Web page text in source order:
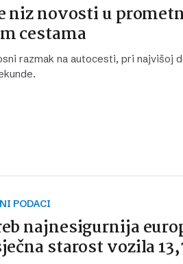
niz novosti u
cestama
razmak na autocesti, pri najvišoj
PODACI
najnesigurnija
starost vozila